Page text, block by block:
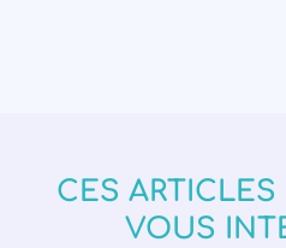
CES ARTICLES
VOUS